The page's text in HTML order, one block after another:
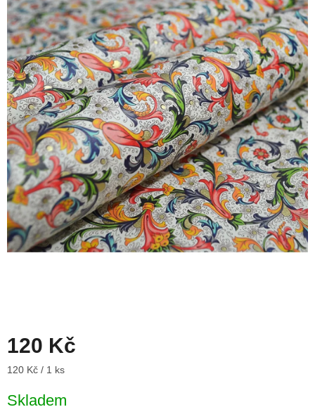
120 Kč
Měrná
120 Kč / 1 ks
Skladem